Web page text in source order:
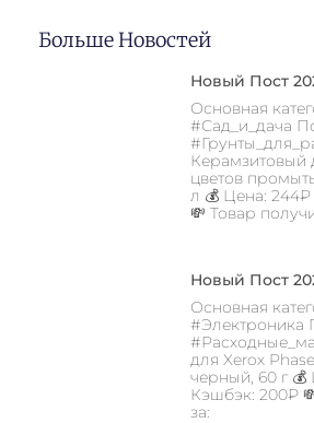
Больше Новостей
Новый Пост
Основная
#Сад_и_дача
Керамзитовый
цветов
л 💰 Цена:
💸 Товар
Новый Пост
Основная
#Электроника
для Xerox
черный, 60 г 💰
Кэшбэк: 200₽
за: